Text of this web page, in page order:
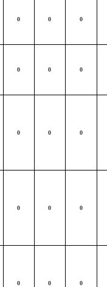
0 0 0
0 0 0
0 0 0
0 0 0
0 0 0